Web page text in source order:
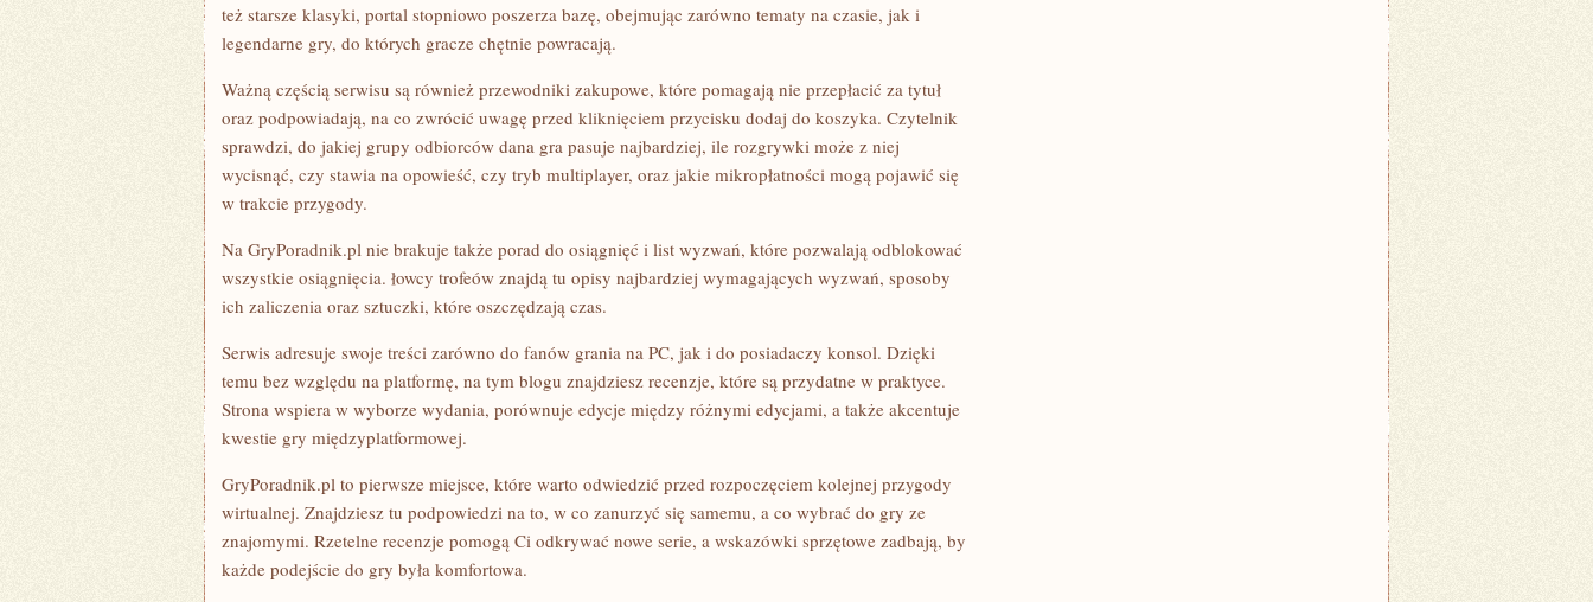
też starsze klasyki, portal stopniowo poszerza bazę, obejmując zarówno tematy na czasie, jak i
legendarne gry, do których gracze chętnie powracają.
Ważną częścią serwisu są również przewodniki zakupowe, które pomagają nie przepłacić za tytuł
oraz podpowiadają, na co zwrócić uwagę przed kliknięciem przycisku dodaj do koszyka. Czytelnik
sprawdzi, do jakiej grupy odbiorców dana gra pasuje najbardziej, ile rozgrywki może z niej
wycisnąć, czy stawia na opowieść, czy tryb multiplayer, oraz jakie mikropłatności mogą pojawić się
w trakcie przygody.
Na GryPoradnik.pl nie brakuje także porad do osiągnięć i list wyzwań, które pozwalają odblokować
wszystkie osiągnięcia. łowcy trofeów znajdą tu opisy najbardziej wymagających wyzwań, sposoby
ich zaliczenia oraz sztuczki, które oszczędzają czas.
Serwis adresuje swoje treści zarówno do fanów grania na PC, jak i do posiadaczy konsol. Dzięki
temu bez względu na platformę, na tym blogu znajdziesz recenzje, które są przydatne w praktyce.
Strona wspiera w wyborze wydania, porównuje edycje między różnymi edycjami, a także akcentuje
kwestie gry międzyplatformowej.
GryPoradnik.pl to pierwsze miejsce, które warto odwiedzić przed rozpoczęciem kolejnej przygody
wirtualnej. Znajdziesz tu podpowiedzi na to, w co zanurzyć się samemu, a co wybrać do gry ze
znajomymi. Rzetelne recenzje pomogą Ci odkrywać nowe serie, a wskazówki sprzętowe zadbają, by
każde podejście do gry była komfortowa.